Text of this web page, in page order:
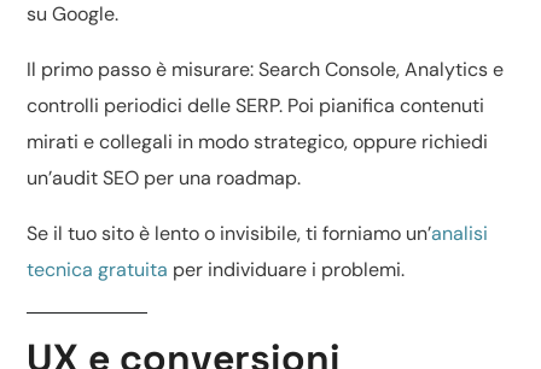
su Google.
Il primo passo è misurare: Search Console, Analytics e
controlli periodici delle SERP. Poi pianifica contenuti
mirati e collegali in modo strategico, oppure richiedi
un’audit SEO per una roadmap.
Se il tuo sito è lento o invisibile, ti forniamo un’analisi
tecnica gratuita per individuare i problemi.
UX e conversioni